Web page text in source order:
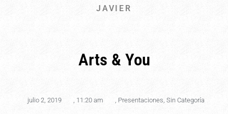
JAVIER
Arts & You
julio 2, 2019 11:20 am Presentaciones Sin Categoría